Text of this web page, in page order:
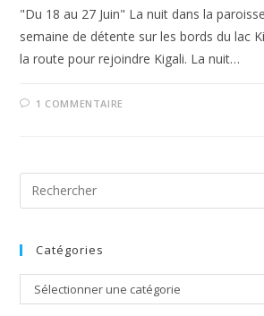
"Du 18 au 27 Juin" La nuit dans la
semaine de détente sur les bords du lac
la route pour rejoindre Kigali. La nuit…
1 COMMENTAIRE
Search
for:
Catégories
Catégories
Sélectionner une catégorie